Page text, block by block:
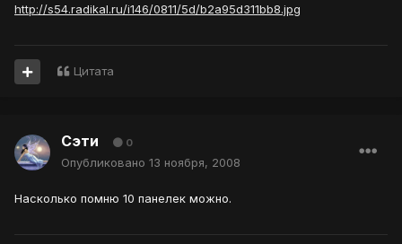
http://s54.radikal.ru/i146/0811/5d/b2a95d311bb8.jpg
Цитата
Сэти 0
Опубликовано 13 ноября, 2008
Насколько помню 10 панелек можно.